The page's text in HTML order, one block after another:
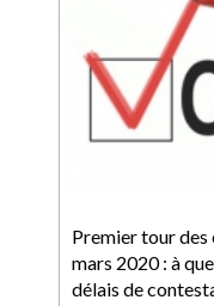
Premier tour des
mars 2020 : à
délais de